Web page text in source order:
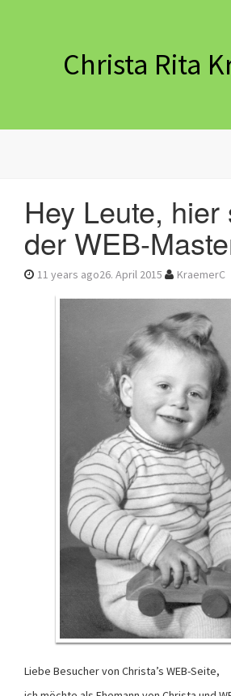
Christa Rita
Hey Leute, hier
der WEB-
11 years ago26. April 2015 KraemerC
Liebe Besucher von Christa’s WEB-Seite,